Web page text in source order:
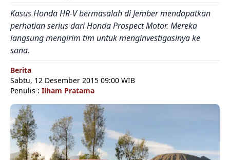
Kasus Honda HR-V bermasalah di Jember mendapatkan
perhatian serius dari Honda Prospect Motor. Mereka
langsung mengirim tim untuk menginvestigasinya ke
sana.
Berita
Sabtu, 12 Desember 2015 09:00 WIB
Penulis : Ilham Pratama